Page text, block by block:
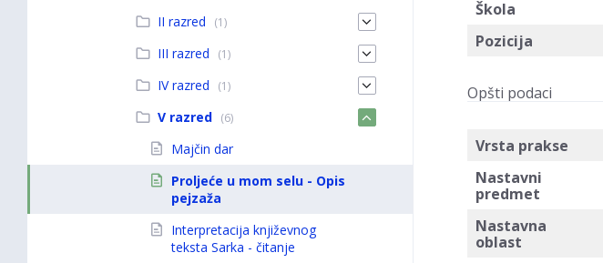
Škola
Pozicija
Opšti podaci
Vrsta prakse
Nastavni
predmet
Nastavna
oblast
II razred (1)
III razred (1)
IV razred (1)
V razred (6)
Majčin dar
Proljeće u mom selu - Opis
pejzaža
Interpretacija književnog
teksta Sarka - čitanje